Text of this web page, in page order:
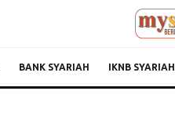
BANK SYARIAH IKNB SYARIAH